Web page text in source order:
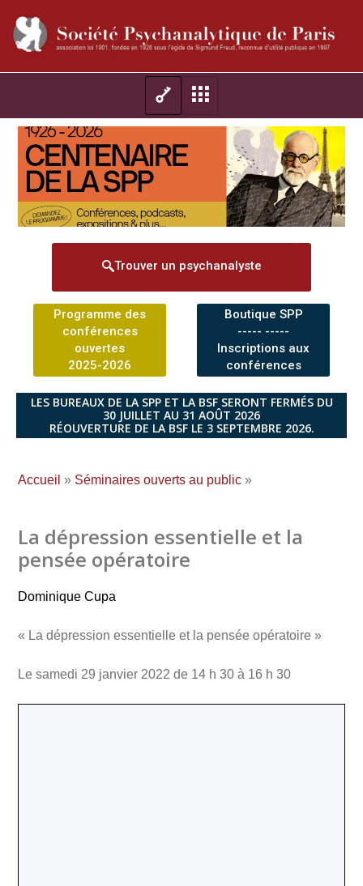
Trouver un psychanalyste
Programme des
conférences
ouvertes
2025-2026
Boutique SPP
----- -----
Inscriptions aux
conférences
LES BUREAUX DE LA SPP ET LA BSF SERONT FERMÉS DU
30 JUILLET AU 31 AOÛT 2026
RÉOUVERTURE DE LA BSF LE 3 SEPTEMBRE 2026.
Accueil » Séminaires ouverts au public »
La dépression essentielle et la
pensée opératoire
Dominique Cupa
« La dépression essentielle et la pensée opératoire »
Le samedi 29 janvier 2022 de 14 h 30 à 16 h 30